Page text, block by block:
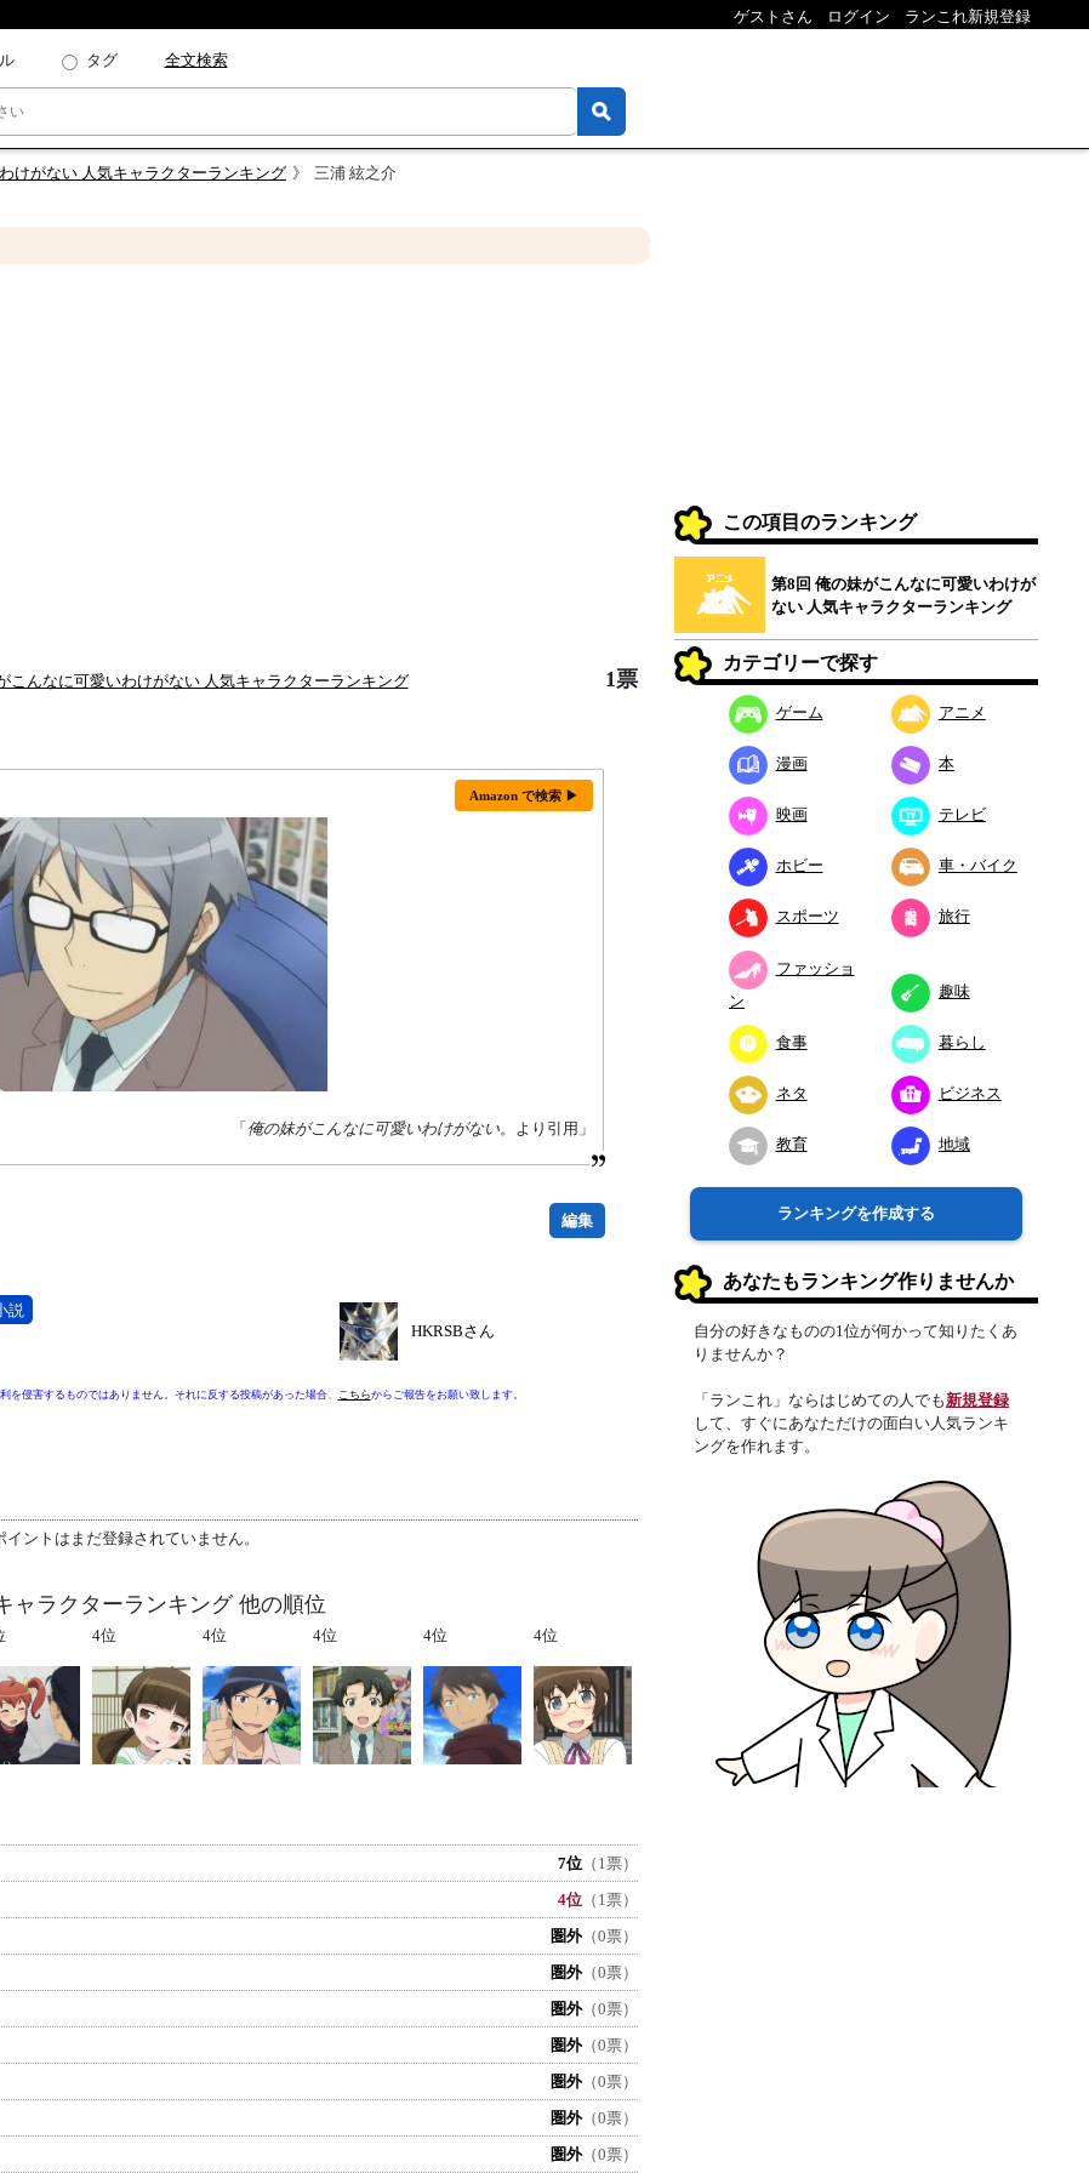
ゲストさん ログイン ランこれ新規登録
タグ 全文検索
けがない 人気キャラクターランキング 三浦 絃之介
こんなに可愛いわけがない 人気キャラクターランキング 1票
Amazon で検索 ▶
「 俺の妹がこんなに可愛いわけがない。 より引用」
説
編集
HKRSBさん
侵害するものではありません。それに反する投稿があった場合、 こちらからご報告をお願い致します。
イントはまだ登録されていません。
ャラクターランキング 他の順位
4位 4位 4位 4位 4位
7位 （1票）
4位 （1票）
圏外（0票）
圏外（0票）
圏外（0票）
圏外（0票）
圏外（0票）
圏外（0票）
圏外（0票）
この項目のランキング
第8回 俺の妹がこんなに可愛いわけが
ない 人気キャラクターランキング
カテゴリーで探す
ゲーム アニメ
漫画 本
映画 テレビ
ホビー 車・バイク
スポーツ 旅行
ファッショ
ン
趣味
食事 暮らし
ネタ ビジネス
教育 地域
ランキングを作成する
あなたもランキング作りませんか
自分の好きなものの1位が何かって知りたくあ
りませんか？
「ランこれ」ならはじめての人でも新規登録
して、すぐにあなただけの面白い人気ランキ
ングを作れます。